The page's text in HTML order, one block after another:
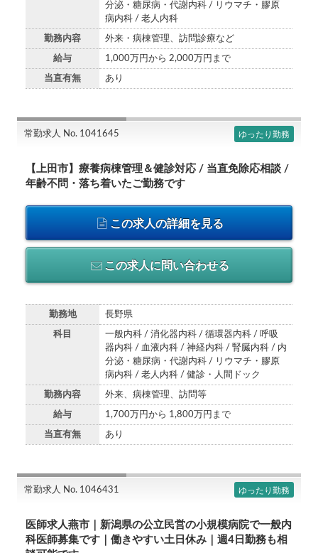
分泌・糖尿病・代謝内科 / リウマチ・膠原
病内科 / 老人内科
勤務内容 外来・病棟管理、訪問診療など
給与 1,000万円から 2,000万円まで
当直有無 あり
常勤求人 No. 1041645 ゆったり勤務
【上田市】療養病棟管理＆健診対応 / 当直免除応相談 /
年齢不問・落ち着いたご勤務です
この求人の詳細を見る
この求人に問い合わせる
勤務地 長野県
科目
一般内科 / 消化器内科 / 循環器内科 / 呼吸
器内科 / 血液内科 / 神経内科 / 腎臓内科 / 内
分泌・糖尿病・代謝内科 / リウマチ・膠原
病内科 / 老人内科 / 健診・人間ドック
勤務内容 外来、病棟管理、訪問等
給与 1,700万円から 1,800万円まで
当直有無 あり
常勤求人 No. 1046431 ゆったり勤務
医師求人燕市｜新潟県の公立民営の小規模病院で一般内
科医師募集です｜働きやすい土日休み｜週4日勤務も相